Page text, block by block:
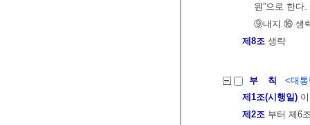
원”으로 한다.
⑨내지 ⑯ 생
제8조 생략
부 칙
<대
제1조(시행일)
제2조 부터 제6